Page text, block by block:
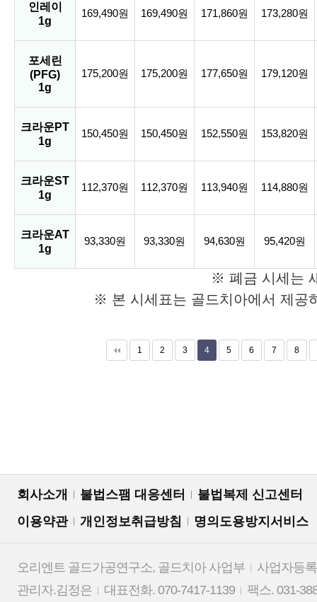
인레이
1g
169,490원 169,490원 171,860원 173,280원
포세린
(PFG)
1g
175,200원 175,200원 177,650원 179,120원
크라운PT
1g
150,450원 150,450원 152,550원 153,820원
크라운ST
1g
112,370원 112,370원 113,940원 114,880원
크라운AT
1g
93,330원 93,330원 94,630원 95,420원
※ 폐금 시세는
※ 본 시세표는 골드치아에서 제공
1 2 3 4 5 6 7 8
회사소개 불법스팸 대응센터
불법복제 신고센터
이용약관
개인정보취급방침 명의도용방지서비스
오리엔트 골드가공연구소, 골드치아 사업부
사업자등
관리자.김정은
대표전화. 070-7417-1139 팩스. 031-